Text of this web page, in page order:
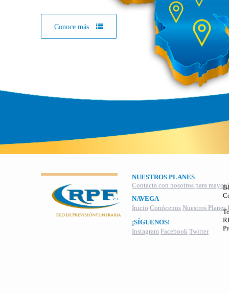
Conoce más
NUESTROS PLANES
Contacta con nosotros para
NAVEGA
Inicio Conócenos Nuestros Planes
¡SÍGUENOS!
Instagram Facebook Twitter